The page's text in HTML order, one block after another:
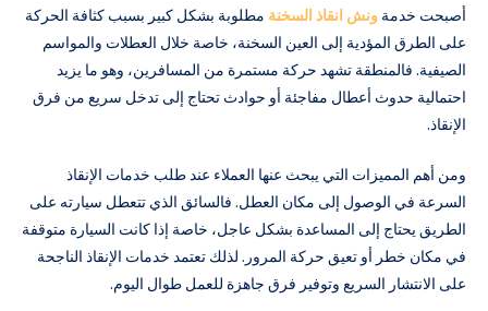
أصبحت خدمة ونش انقاذ السخنة مطلوبة بشكل كبير بسبب كثافة الحركة
على الطرق المؤدية إلى العين السخنة، خاصة خلال العطلات والمواسم
الصيفية. فالمنطقة تشهد حركة مستمرة من المسافرين، وهو ما يزيد
احتمالية حدوث أعطال مفاجئة أو حوادث تحتاج إلى تدخل سريع من فرق
الإنقاذ.
ومن أهم المميزات التي يبحث عنها العملاء عند طلب خدمات الإنقاذ
السرعة في الوصول إلى مكان العطل. فالسائق الذي تتعطل سيارته على
الطريق يحتاج إلى المساعدة بشكل عاجل، خاصة إذا كانت السيارة متوقفة
في مكان خطر أو تعيق حركة المرور. لذلك تعتمد خدمات الإنقاذ الناجحة
على الانتشار السريع وتوفير فرق جاهزة للعمل طوال اليوم.